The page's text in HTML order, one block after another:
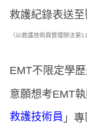
救護紀錄表送至
（以救護技術員管理辦法第
EMT不限定學
意願想考EMT
救護技術員 」